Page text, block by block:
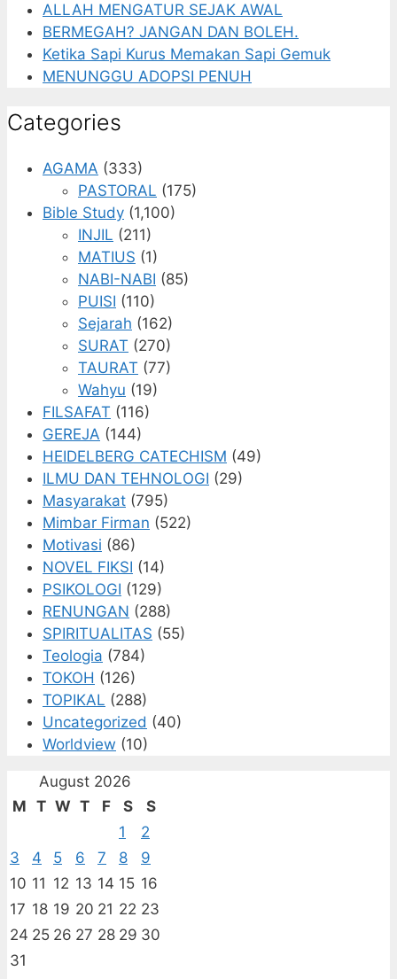
ALLAH MENGATUR SEJAK AWAL
BERMEGAH? JANGAN DAN BOLEH.
Ketika Sapi Kurus Memakan Sapi Gemuk
MENUNGGU ADOPSI PENUH
Categories
AGAMA (333)
PASTORAL (175)
Bible Study (1,100)
INJIL (211)
MATIUS (1)
NABI-NABI (85)
PUISI (110)
Sejarah (162)
SURAT (270)
TAURAT (77)
Wahyu (19)
FILSAFAT (116)
GEREJA (144)
HEIDELBERG CATECHISM (49)
ILMU DAN TEHNOLOGI (29)
Masyarakat (795)
Mimbar Firman (522)
Motivasi (86)
NOVEL FIKSI (14)
PSIKOLOGI (129)
RENUNGAN (288)
SPIRITUALITAS (55)
Teologia (784)
TOKOH (126)
TOPIKAL (288)
Uncategorized (40)
Worldview (10)
August 2026
M T W T F S
S
1
2
3
4 5 6 7 8
9
10 11 12 13 14 15 16
17 18 19 20 21 22 23
24 25 26 27 28 29 30
31